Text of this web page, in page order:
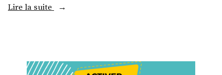
Lire la suite